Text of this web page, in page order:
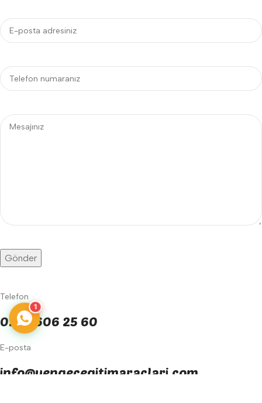
Telefon
0242 606 25 60
E-posta
info@yengecegitimaraclari.com
1